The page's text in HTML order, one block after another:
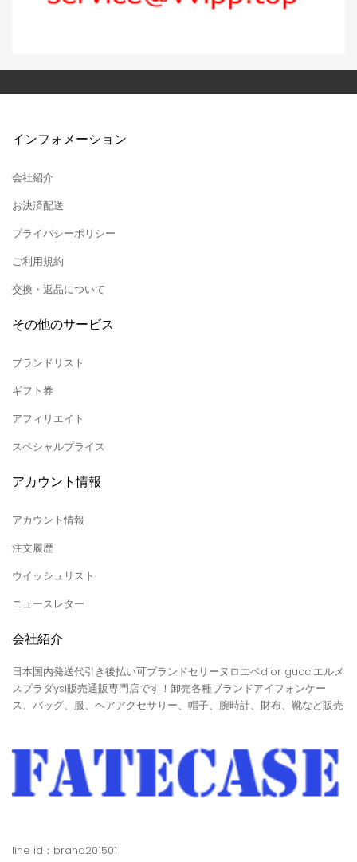
インフォメーション
会社紹介
お決済配送
プライバシーポリシー
ご利用規約
交換・返品について
その他のサービス
ブランドリスト
ギフト券
アフィリエイト
スペシャルプライス
アカウント情報
アカウント情報
注文履歴
ウイッシュリスト
ニュースレター
会社紹介
日本国内発送代引き後払い可ブランドセリーヌロエベdior gucciエルメ
スプラダysl販売通販専門店です！卸売各種ブランドアイフォンケー
ス、バッグ、服、ヘアアクセサりー、帽子、腕時計、財布、靴など販売
line id：brand201501